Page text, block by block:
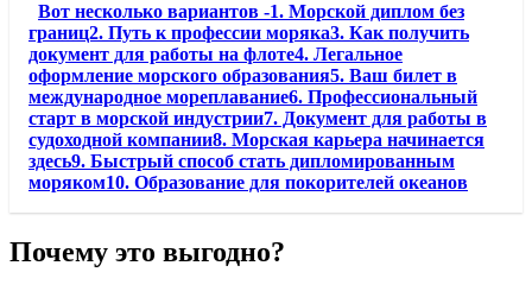
Вот несколько вариантов -1. Морской диплом без
границ2. Путь к профессии моряка3. Как получить
документ для работы на флоте4. Легальное
оформление морского образования5. Ваш билет в
международное мореплавание6. Профессиональный
старт в морской индустрии7. Документ для работы в
судоходной компании8. Морская карьера начинается
здесь9. Быстрый способ стать дипломированным
моряком10. Образование для покорителей океанов
Почему это выгодно?